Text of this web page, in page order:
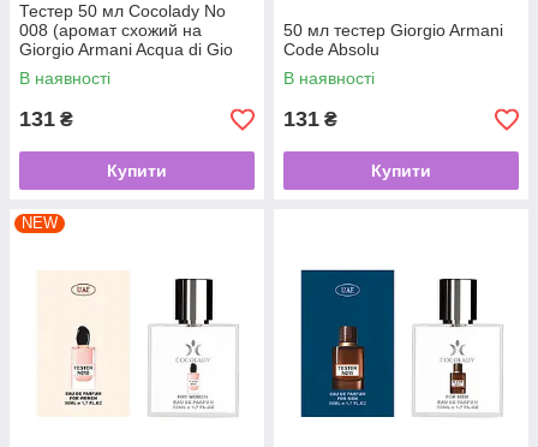
Тестер 50 мл Cocolady No
008 (аромат схожий на
Giorgio Armani Acqua di Gio
Pour Homme)
В наявності
131 ₴
Купити
50 мл тестер Giorgio Armani
Code Absolu
В наявності
131 ₴
Купити
NEW